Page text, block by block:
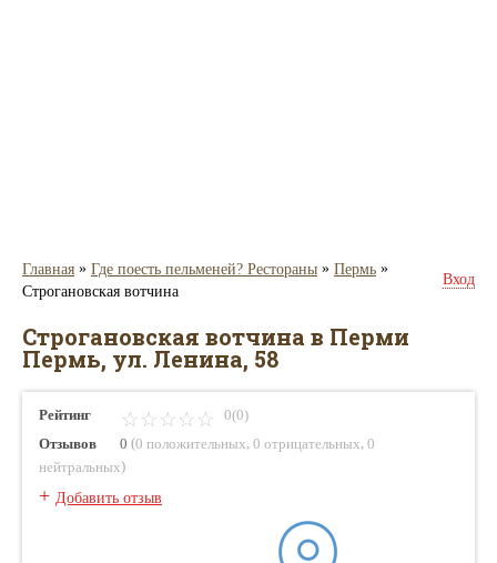
Главная » Где поесть пельменей? Рестораны » Пермь »
Строгановская вотчина
Вход
Строгановская вотчина в Перми
Пермь, ул. Ленина, 58
Рейтинг
0(0)
Отзывов
0 (0 положительных 0 отрицательных 0
нейтральных)
+ Добавить отзыв